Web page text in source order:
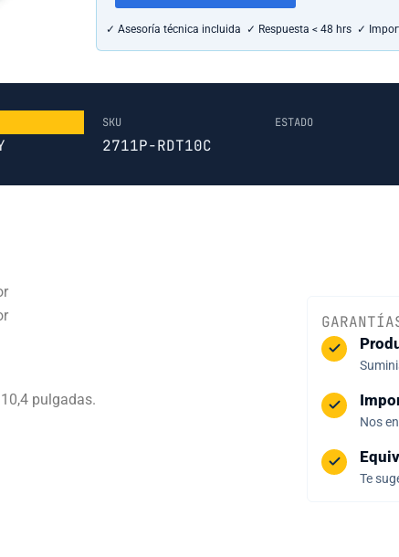
✓ Asesoría técnica incluida ✓ Respuesta < 48 hrs ✓
SKU
2711P-RDT10C
ESTADO
pulgadas.
Nos
Te